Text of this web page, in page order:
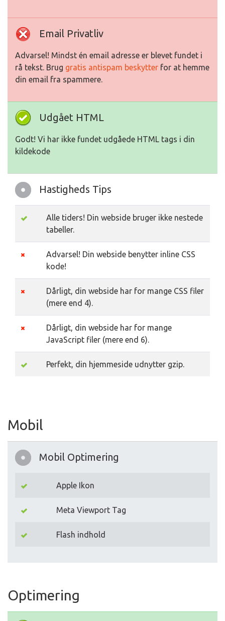
Email Privatliv
Advarsel! Mindst én email adresse er blevet fundet i
rå tekst. Brug gratis antispam beskytter for at hemme
din email fra spammere.
Udgået HTML
Godt! Vi har ikke fundet udgåede HTML tags i din
kildekode
Hastigheds Tips
Alle tiders! Din webside bruger ikke nestede
tabeller.
Advarsel! Din webside benytter inline CSS
kode!
Dårligt, din webside har for mange CSS filer
(mere end 4).
Dårligt, din webside har for mange
JavaScript filer (mere end 6).
Perfekt, din hjemmeside udnytter gzip.
Mobil
Mobil Optimering
Apple Ikon
Meta Viewport Tag
Flash indhold
Optimering